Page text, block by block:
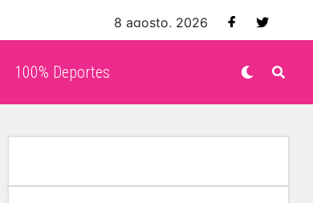
8 agosto, 2026
100% Deportes